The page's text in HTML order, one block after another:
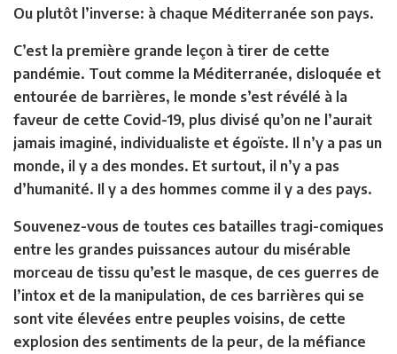
Ou plutôt l’inverse: à chaque Méditerranée son pays.
C’est la première grande leçon à tirer de cette
pandémie. Tout comme la Méditerranée, disloquée et
entourée de barrières, le monde s’est révélé à la
faveur de cette Covid-19, plus divisé qu’on ne l’aurait
jamais imaginé, individualiste et égoïste. Il n’y a pas un
monde, il y a des mondes. Et surtout, il n’y a pas
d’humanité. Il y a des hommes comme il y a des pays.
Souvenez-vous de toutes ces batailles tragi-comiques
entre les grandes puissances autour du misérable
morceau de tissu qu’est le masque, de ces guerres de
l’intox et de la manipulation, de ces barrières qui se
sont vite élevées entre peuples voisins, de cette
explosion des sentiments de la peur, de la méfiance